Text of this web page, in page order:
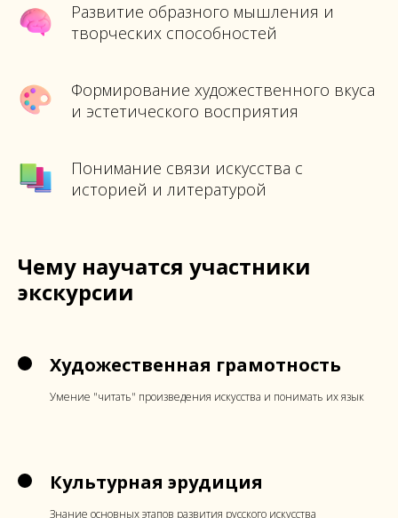
Развитие образного мышления и
творческих способностей
Формирование художественного вкуса
и эстетического восприятия
Понимание связи искусства с
историей и литературой
Чему научатся участники
экскурсии
Художественная грамотность
Умение "читать" произведения искусства и понимать их язык
Культурная эрудиция
Знание основных этапов развития русского искусства